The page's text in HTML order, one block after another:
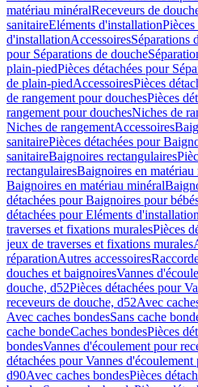
matériau minéralReceveurs de
sanitaireEléments d'installation
d'installationAccessoiresSéparations
pour Séparations de douche
plain-piedPièces détachées pour
de plain-piedAccessoiresPièces
de rangement pour douchesPièces
rangement pour douchesNiches de
Niches de rangementAccessoires
sanitairePièces détachées pour
sanitaireBaignoires rectangulaires
rectangulairesBaignoires en matériau
Baignoires en matériau minéral
détachées pour Baignoires pour
détachées pour Eléments d'installation
traverses et fixations muralesPièces
jeux de traverses et fixations murales
réparationAutres accessoires
douches et baignoiresVannes
douche, d52Pièces détachées pour
receveurs de douche, d52Avec
Avec caches bondesSans cache
cache bondeCaches bondesPièces
bondesVannes d'écoulement pour
détachées pour Vannes
d90Avec caches bondesPièces